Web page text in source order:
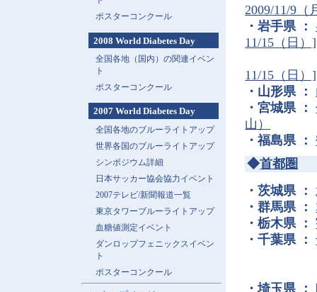
2009/11/9（
・岩手県 ：
11/15（日）]
11/15（日）]
・山形県 ：
・宮城県 ：
山）
・福島県 ：
◆首都圏
・茨城県 ：
・群馬県 ：
・栃木県 ：
・千葉県 ：
・埼玉県 ：
ポスターコンクール
2008 World Diabetes Day
全国各地（国内）の関連イベン
ト
ポスターコンクール
2007 World Diabetes Day
全国各地のブルーライトアップ
世界各国のブルーライトアップ
シンポジウム詳細
日本サッカー協会協力イベント
2007テレビ/新聞報道一覧
東京タワーブルーライトアップ
血糖値測定イベント
ダンロップフェニックスイベン
ト
ポスターコンクール